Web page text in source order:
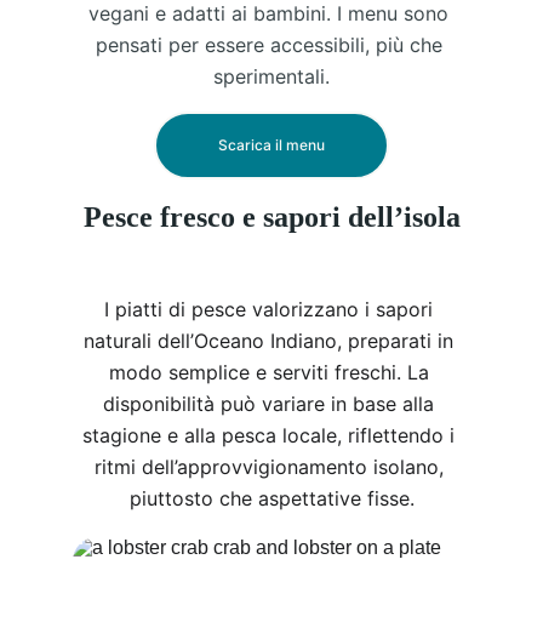
vegani e adatti ai bambini. I menu sono
pensati per essere accessibili, più che
sperimentali.
Scarica il menu
Pesce fresco e sapori dell’isola
I piatti di pesce valorizzano i sapori
naturali dell’Oceano Indiano, preparati in
modo semplice e serviti freschi. La
disponibilità può variare in base alla
stagione e alla pesca locale, riflettendo i
ritmi dell’approvvigionamento isolano,
piuttosto che aspettative fisse.